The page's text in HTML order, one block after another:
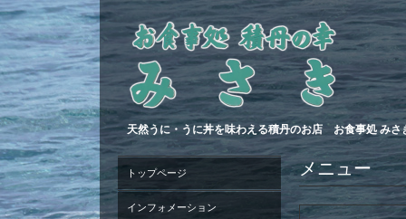
天然うに・うに丼を味わえる積丹のお店 お食事処 みさ
メニュー
トップページ
インフォメーション